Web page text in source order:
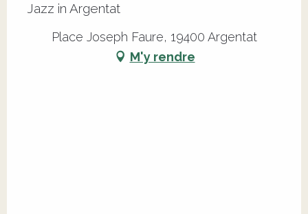
Jazz in Argentat
Place Joseph Faure, 19400 Argentat
M'y rendre